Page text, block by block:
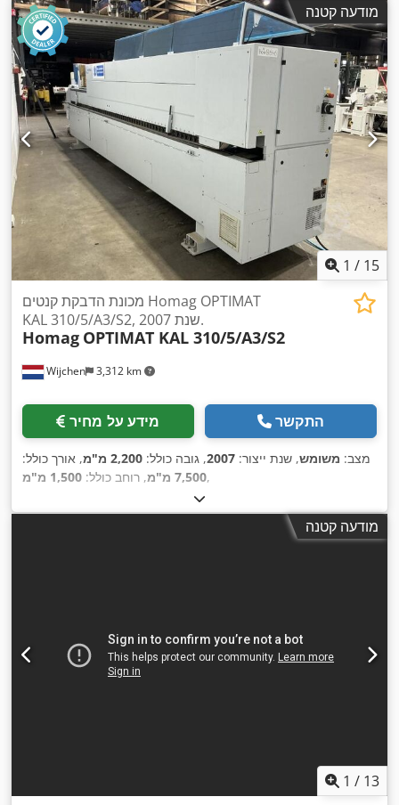
מודעה קטנה
1 / 15
Wijchen 3,312 km
מכונת הדבקת קנטים Homag OPTIMAT
KAL 310/5/A3/S2, שנת 2007.
Homag OPTIMAT KAL 310/5/A3/S2
מידע על מחיר התקשר
מצב: משומש, שנת ייצור: 2007, גובה כולל: 2,200 מ"מ
, אורך כולל:
7,500 מ"מ
, רוחב כולל: 1,500 מ"מ ,
מודעה קטנה
1 / 13